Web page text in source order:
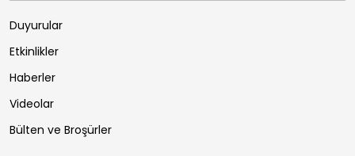
Duyurular
Etkinlikler
Haberler
Videolar
Bülten ve Broşürler